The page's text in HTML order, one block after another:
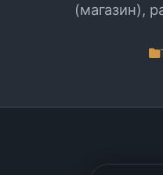
(магазин),